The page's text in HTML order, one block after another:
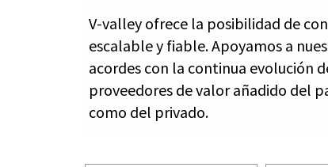
V-valley ofrece la posibilidad de
escalable y fiable. Apoyamos a
acordes con la continua evolución
proveedores de valor añadido del
como del privado.